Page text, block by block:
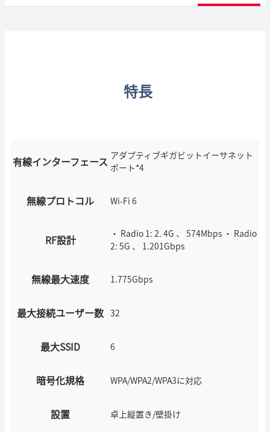
特長
有線インターフェース アダプティブギガビットイーサネット
ポート*4
無線プロトコル Wi-Fi 6
RF設計
・ Radio 1: 2. 4G 、 574Mbps ・ Radio
2: 5G 、 1.201Gbps
無線最大速度 1.775Gbps
最大接続ユーザー数 32
最大SSID 6
暗号化規格 WPA/WPA2/WPA3に対応
設置 卓上縦置き/壁掛け